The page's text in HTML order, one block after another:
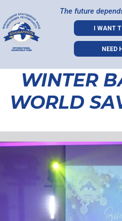
The future
I WANT
NEED
WINTER
WORLD